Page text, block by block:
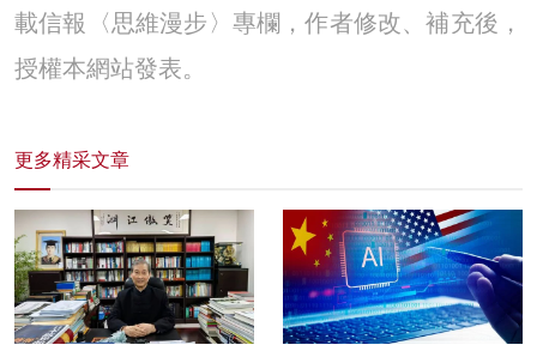
載信報〈思維漫步〉專欄，作者修改、補充後，
授權本網站發表。
更多精采文章